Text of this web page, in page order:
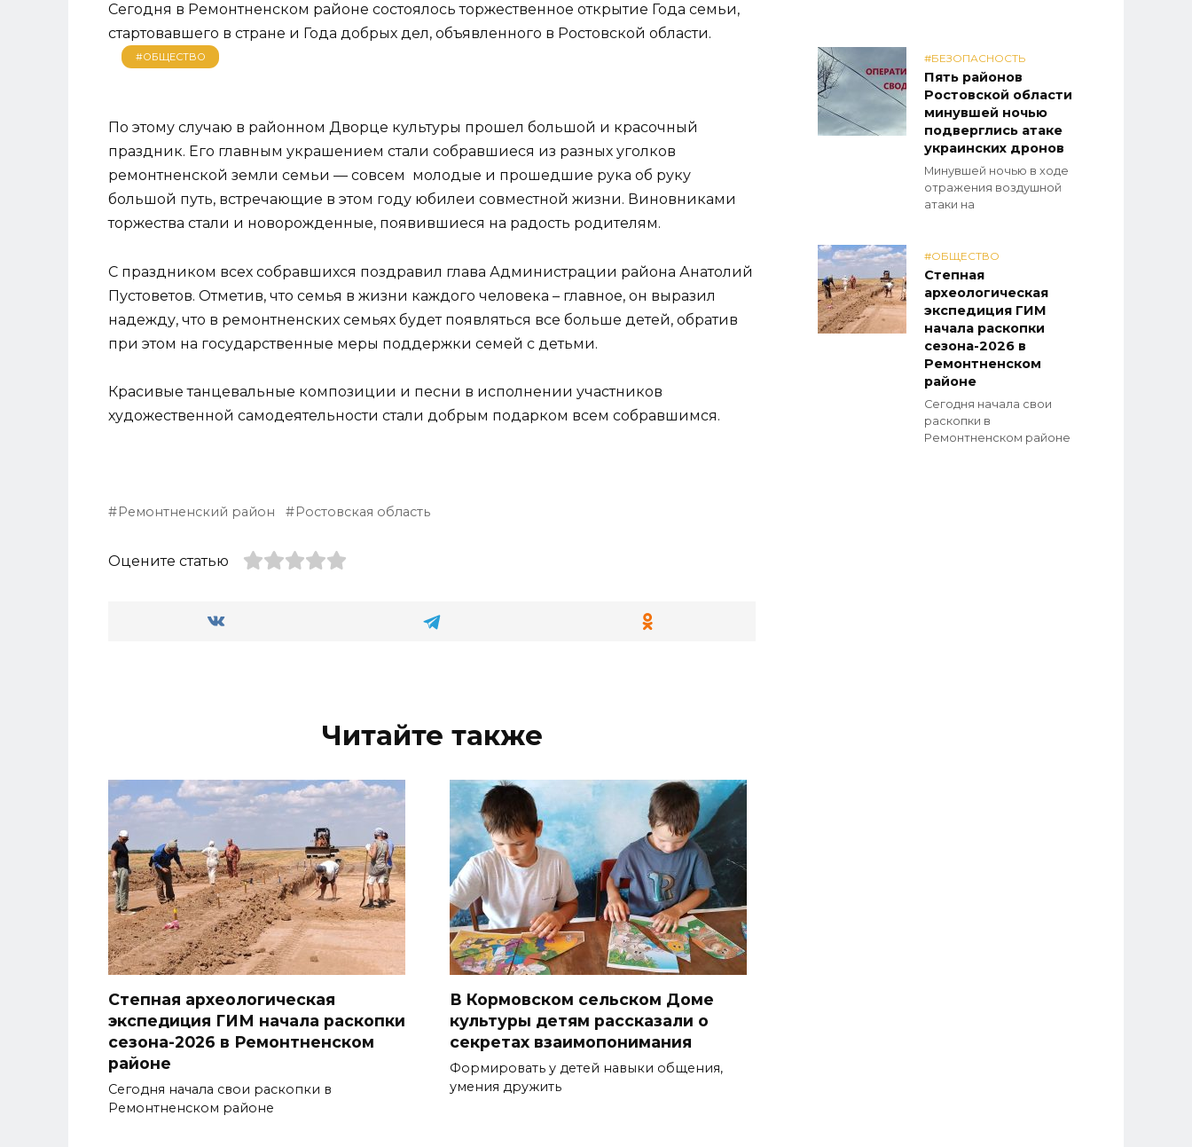
Сегодня в Ремонтненском районе состоялось торжественное открытие Года семьи,
стартовавшего в стране и Года добрых дел, объявленного в Ростовской области.
#ОБЩЕСТВО
По этому случаю в районном Дворце культуры прошел большой и красочный
праздник. Его главным украшением стали собравшиеся из разных уголков
ремонтненской земли семьи — совсем молодые и прошедшие рука об руку
большой путь, встречающие в этом году юбилеи совместной жизни. Виновниками
торжества стали и новорожденные, появившиеся на радость родителям.
С праздником всех собравшихся поздравил глава Администрации района Анатолий
Пустоветов. Отметив, что семья в жизни каждого человека – главное, он выразил
надежду, что в ремонтненских семьях будет появляться все больше детей, обратив
при этом на государственные меры поддержки семей с детьми.
Красивые танцевальные композиции и песни в исполнении участников
художественной самодеятельности стали добрым подарком всем собравшимся.
Ремонтненский район Ростовская область
Оцените статью
Читайте также
Степная археологическая
экспедиция ГИМ начала раскопки
сезона-2026 в Ремонтненском
районе
Сегодня начала свои раскопки в
Ремонтненском районе
В Кормовском сельском Доме
культуры детям рассказали о
секретах взаимопонимания
Формировать у детей навыки общения,
умения дружить
#БЕЗОПАСНОСТЬ
Пять районов
Ростовской области
минувшей ночью
подверглись атаке
украинских дронов
Минувшей ночью в ходе
отражения воздушной
атаки на
#ОБЩЕСТВО
Степная
археологическая
экспедиция ГИМ
начала раскопки
сезона-2026 в
Ремонтненском
районе
Сегодня начала свои
раскопки в
Ремонтненском районе